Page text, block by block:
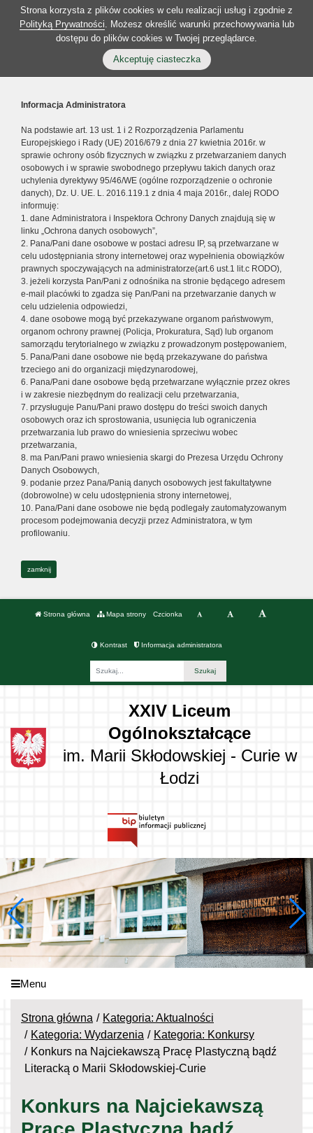
Strona korzysta z plików cookies w celu realizacji usług i zgodnie z
Polityką Prywatności. Możesz określić warunki przechowywania lub
dostępu do plików cookies w Twojej przeglądarce.
Akceptuję ciasteczka
Informacja Administratora
Na podstawie art. 13 ust. 1 i 2 Rozporządzenia Parlamentu
Europejskiego i Rady (UE) 2016/679 z dnia 27 kwietnia 2016r. w
sprawie ochrony osób fizycznych w związku z przetwarzaniem danych
osobowych i w sprawie swobodnego przepływu takich danych oraz
uchylenia dyrektywy 95/46/WE (ogólne rozporządzenie o ochronie
danych), Dz. U. UE. L. 2016.119.1 z dnia 4 maja 2016r., dalej RODO
informuję:
1. dane Administratora i Inspektora Ochrony Danych znajdują się w
linku „Ochrona danych osobowych”,
2. Pana/Pani dane osobowe w postaci adresu IP, są przetwarzane w
celu udostępniania strony internetowej oraz wypełnienia obowiązków
prawnych spoczywających na administratorze(art.6 ust.1 lit.c RODO),
3. jeżeli korzysta Pan/Pani z odnośnika na stronie będącego adresem
e-mail placówki to zgadza się Pan/Pani na przetwarzanie danych w
celu udzielenia odpowiedzi,
4. dane osobowe mogą być przekazywane organom państwowym,
organom ochrony prawnej (Policja, Prokuratura, Sąd) lub organom
samorządu terytorialnego w związku z prowadzonym postępowaniem,
5. Pana/Pani dane osobowe nie będą przekazywane do państwa
trzeciego ani do organizacji międzynarodowej,
6. Pana/Pani dane osobowe będą przetwarzane wyłącznie przez okres
i w zakresie niezbędnym do realizacji celu przetwarzania,
7. przysługuje Panu/Pani prawo dostępu do treści swoich danych
osobowych oraz ich sprostowania, usunięcia lub ograniczenia
przetwarzania lub prawo do wniesienia sprzeciwu wobec
przetwarzania,
8. ma Pan/Pani prawo wniesienia skargi do Prezesa Urzędu Ochrony
Danych Osobowych,
9. podanie przez Pana/Panią danych osobowych jest fakultatywne
(dobrowolne) w celu udostępnienia strony internetowej,
10. Pana/Pani dane osobowe nie będą podlegały zautomatyzowanym
procesom podejmowania decyzji przez Administratora, w tym
profilowaniu.
zamknij
Strona główna Mapa strony Czcionka
Kontrast Informacja administratora
XXIV Liceum
Ogólnokształcące
im. Marii Skłodowskiej - Curie w
Łodzi
Menu
Strona główna
Kategoria: Aktualności
Kategoria: Wydarzenia
Kategoria: Konkursy
Konkurs na Najciekawszą Pracę Plastyczną bądź
Literacką o Marii Skłodowskiej-Curie
Konkurs na Najciekawszą